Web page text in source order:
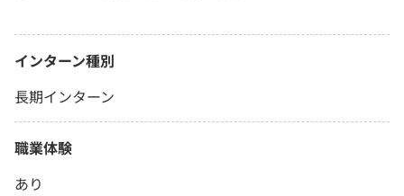
インターン種別
長期インターン
職業体験
あり